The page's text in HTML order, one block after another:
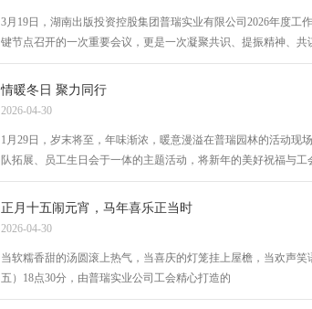
3月19日，湖南出版投资控股集团普瑞实业有限公司2026年度工
键节点召开的一次重要会议，更是一次凝聚共识、提振精神、共
情暖冬日 聚力同行
2026-04-30
1月29日，岁末将至，年味渐浓，暖意漫溢在普瑞园林的活动现
队拓展、员工生日会于一体的主题活动，将新年的美好祝福与工
正月十五闹元宵，马年喜乐正当时
2026-04-30
当软糯香甜的汤圆滚上热气，当喜庆的灯笼挂上屋檐，当欢声
五）18点30分，由普瑞实业公司工会精心打造的